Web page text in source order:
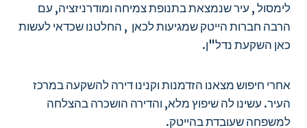
לימסול , עיר שנמצאת בתנופת צמיחה ומודרניזציה, עם
הרבה חברות הייטק שמגיעות לכאן , החלטנו שכדאי לעשות
כאן השקעת נדל"ן.
אחרי חיפוש מצאנו הזדמנות וקנינו דירה להשקעה במרכז
העיר. עשינו לה שיפוץ מלא, והדירה הושכרה בהצלחה
למשפחה שעובדת בהייטק.